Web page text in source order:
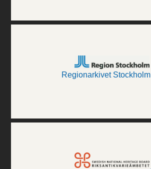
Regionarkivet Stockholm